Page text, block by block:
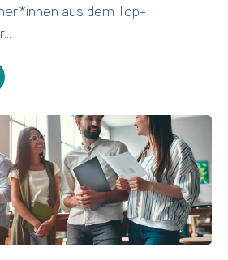
aus dem Top-